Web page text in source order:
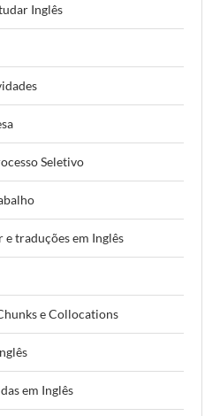
Inglês
Seletivo
e traduções em Inglês
e Collocations
em Inglês